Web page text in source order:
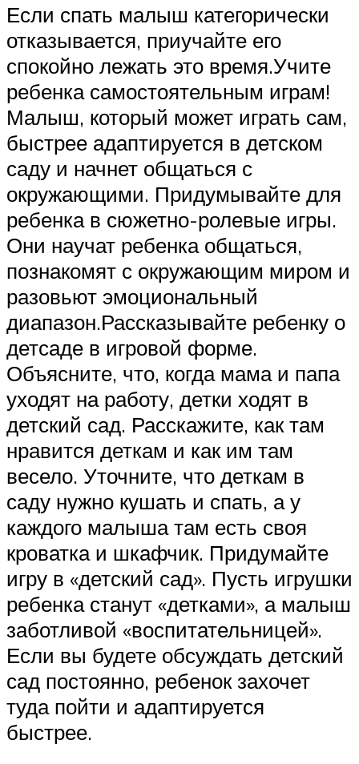
Если спать малыш категорически
отказывается, приучайте его
спокойно лежать это время.Учите
ребенка самостоятельным играм!
Малыш, который может играть сам,
быстрее адаптируется в детском
саду и начнет общаться с
окружающими. Придумывайте для
ребенка в сюжетно-ролевые игры.
Они научат ребенка общаться,
познакомят с окружающим миром и
разовьют эмоциональный
диапазон.Рассказывайте ребенку о
детсаде в игровой форме.
Объясните, что, когда мама и папа
уходят на работу, детки ходят в
детский сад. Расскажите, как там
нравится деткам и как им там
весело. Уточните, что деткам в
саду нужно кушать и спать, а у
каждого малыша там есть своя
кроватка и шкафчик. Придумайте
игру в «детский сад». Пусть игрушки
ребенка станут «детками», а малыш
заботливой «воспитательницей».
Если вы будете обсуждать детский
сад постоянно, ребенок захочет
туда пойти и адаптируется
быстрее.